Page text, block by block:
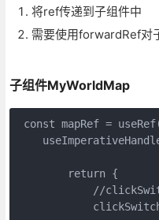
将ref传递到子组件中
需要使用forwardRef对
子组件MyWorldMap
const mapRef =
        return {
//